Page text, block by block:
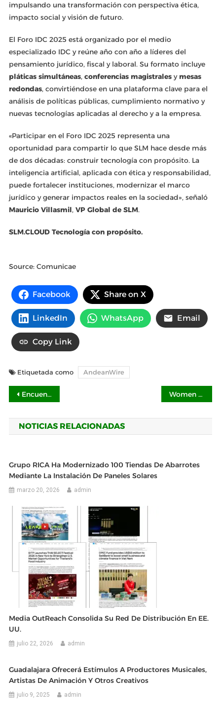
impulsando una transformación con perspectiva ética,
impacto social y visión de futuro.
El Foro IDC 2025 está organizado por el medio
especializado IDC y reúne año con año a líderes del
pensamiento jurídico, fiscal y laboral. Su formato incluye
pláticas simultáneas, conferencias magistralesy mesas
redondas, convirtiéndose en una plataforma clave para el
análisis de políticas públicas, cumplimiento normativo y
nuevas tecnologías aplicadas al derecho y a la empresa.
«Participar en el Foro IDC 2025 representa una
oportunidad para compartir lo que SLM hace desde más
de dos décadas: construir tecnología con propósito. La
inteligencia artificial, aplicada con ética y responsabilidad,
puede fortalecer instituciones, modernizar el marco
jurídico y generar impactos reales en la sociedad», señaló
Mauricio Villasmil, VP Global de SLM.
SLM.CLOUD Tecnología con propósito.
Source: Comunicae
Facebook Share on X
LinkedIn WhatsApp Email
Copy Link
Etiquetada como AndeanWire
Navegación
de
entradas
Encuentro+B: más de 600 personas se reúnen en el evento más importante del Movimiento B en América Latina Women Economic Forum Ecuador lanza becas internacionales 100% financiadas para certificación en innovación
NOTICIAS RELACIONADAS
Grupo RICA Ha Modernizado 100 Tiendas De Abarrotes
Mediante La Instalación De Paneles Solares
marzo 20, 2026 admin
Media OutReach Consolida Su Red De Distribución En EE.
UU.
julio 22, 2026 admin
Guadalajara Ofrecerá Estímulos A Productores Musicales,
Artistas De Animación Y Otros Creativos
julio 9, 2025 admin